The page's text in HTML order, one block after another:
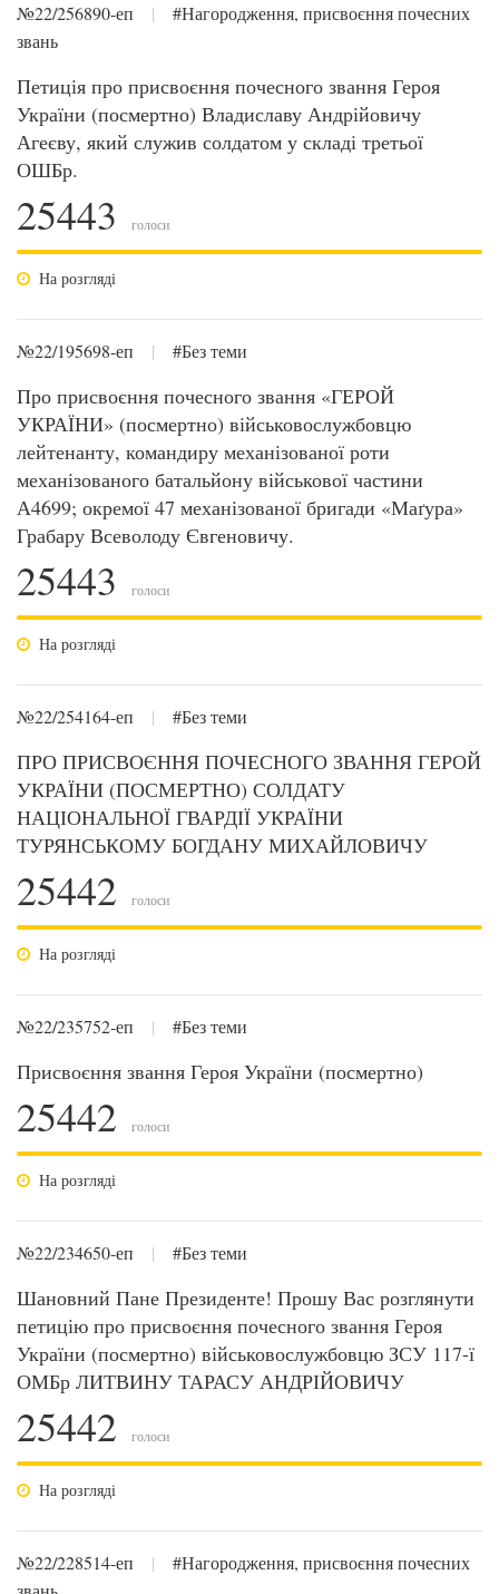
№22/256890-еп |
#Нагородження, присвоєння почесних
звань
Петиція про присвоєння почесного звання Героя
України (посмертно) Владиславу Андрійовичу
Агеєву, який служив солдатом у складі третьої
ОШБр.
25443 голоси
На розгляді
№22/195698-еп | #Без теми
Про присвоєння почесного звання «ГЕРОЙ
УКРАЇНИ» (посмертно) військовослужбовцю
лейтенанту, командиру механізованої роти
механізованого батальйону військової частини
А4699; окремої 47 механізованої бригади «Маґура»
Грабару Всеволоду Євгеновичу.
25443 голоси
На розгляді
№22/254164-еп | #Без теми
ПРО ПРИСВОЄННЯ ПОЧЕСНОГО ЗВАННЯ ГЕРОЙ
УКРАЇНИ (ПОСМЕРТНО) СОЛДАТУ
НАЦІОНАЛЬНОЇ ГВАРДІЇ УКРАЇНИ
ТУРЯНСЬКОМУ БОГДАНУ МИХАЙЛОВИЧУ
25442 голоси
На розгляді
№22/235752-еп | #Без теми
Присвоєння звання Героя України (посмертно)
25442 голоси
На розгляді
№22/234650-еп | #Без теми
Шановний Пане Президенте! Прошу Вас розглянути
петицію про присвоєння почесного звання Героя
України (посмертно) військовослужбовцю ЗСУ 117-ї
ОМБр ЛИТВИНУ ТАРАСУ АНДРІЙОВИЧУ
25442 голоси
На розгляді
№22/228514-еп |
#Нагородження, присвоєння почесних